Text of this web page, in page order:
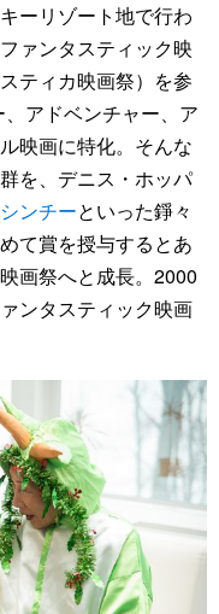
ーリゾート地で行わ
ァンタスティック映
ティカ映画祭）を参
アドベンチャー、ア
映画に特化。そんな
を、デニス・ホッパ
ンチーといった錚々
て賞を授与するとあ
画祭へと成長。2000
ンタスティック映画